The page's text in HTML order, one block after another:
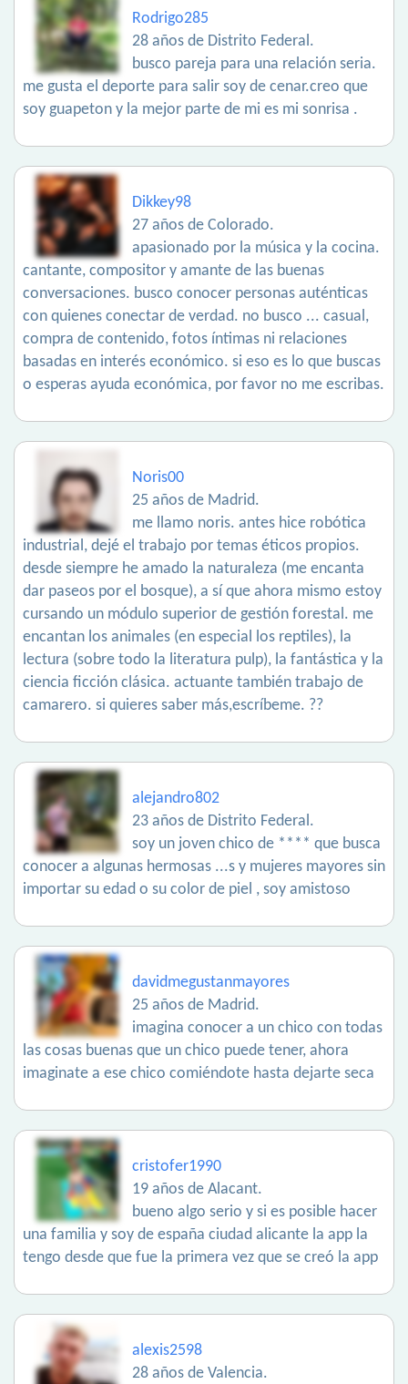
Rodrigo285
28 años de Distrito Federal.
busco pareja para una relación seria.
me gusta el deporte para salir soy de cenar.creo que
soy guapeton y la mejor parte de mi es mi sonrisa .
Dikkey98
27 años de Colorado.
apasionado por la música y la cocina.
cantante, compositor y amante de las buenas
conversaciones. busco conocer personas auténticas
con quienes conectar de verdad. no busco ... casual,
compra de contenido, fotos íntimas ni relaciones
basadas en interés económico. si eso es lo que buscas
o esperas ayuda económica, por favor no me escribas.
Noris00
25 años de Madrid.
me llamo noris. antes hice robótica
industrial, dejé el trabajo por temas éticos propios.
desde siempre he amado la naturaleza (me encanta
dar paseos por el bosque), a sí que ahora mismo estoy
cursando un módulo superior de gestión forestal. me
encantan los animales (en especial los reptiles), la
lectura (sobre todo la literatura pulp), la fantástica y la
ciencia ficción clásica. actuante también trabajo de
camarero. si quieres saber más,escríbeme. ??
alejandro802
23 años de Distrito Federal.
soy un joven chico de **** que busca
conocer a algunas hermosas ...s y mujeres mayores sin
importar su edad o su color de piel , soy amistoso
davidmegustanmayores
25 años de Madrid.
imagina conocer a un chico con todas
las cosas buenas que un chico puede tener, ahora
imaginate a ese chico comiéndote hasta dejarte seca
cristofer1990
19 años de Alacant.
bueno algo serio y si es posible hacer
una familia y soy de españa ciudad alicante la app la
tengo desde que fue la primera vez que se creó la app
alexis2598
28 años de Valencia.